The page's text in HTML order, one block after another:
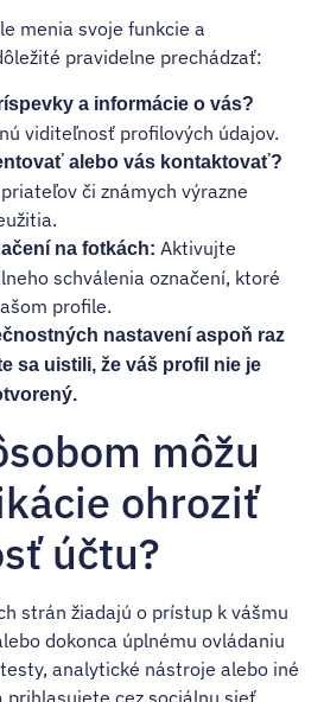
menia svoje funkcie a
pravidelne prechádzať:
a informácie o vás?
viditeľnosť profilových údajov.
alebo vás kontaktovať?
či známych výrazne
na fotkách: Aktivujte
schválenia označení, ktoré
profile.
nastavení aspoň raz
sa uistili, že váš profil nie je
môžu
ohroziť
účtu?
strán žiadajú o prístup k vášmu
dokonca úplnému ovládaniu
analytické nástroje alebo iné